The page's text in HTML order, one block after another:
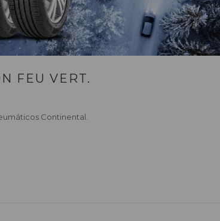
FEU VERT.
Continental.